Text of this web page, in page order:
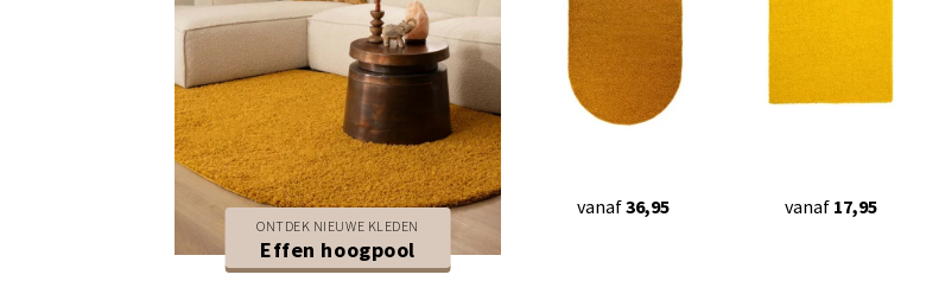
ONTDEK NIEUWE KLEDEN
Effen hoogpool
vanaf36,95 vanaf 17,95